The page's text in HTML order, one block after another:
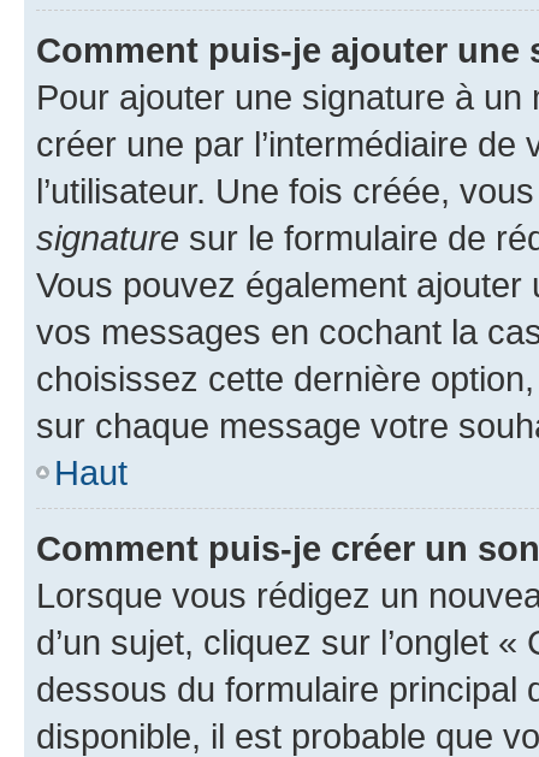
Comment puis-je ajouter une
Pour ajouter une signature à un
créer une par l’intermédiaire
l’utilisateur. Une fois créée,
signature sur le formulaire de
Vous pouvez également
vos messages en cochant la
choisissez cette dernière
sur chaque message votre
Haut
Comment puis-je créer un
Lorsque vous rédigez un
d’un sujet, cliquez sur l’onglet
dessous du formulaire principal
disponible, il est probable que